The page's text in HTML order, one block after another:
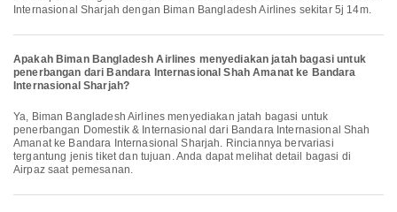
Internasional Sharjah dengan Biman Bangladesh Airlines sekitar 5j 14m.
Apakah Biman Bangladesh Airlines menyediakan jatah bagasi untuk
penerbangan dari Bandara Internasional Shah Amanat ke Bandara
Internasional Sharjah?
Ya, Biman Bangladesh Airlines menyediakan jatah bagasi untuk
penerbangan Domestik & Internasional dari Bandara Internasional Shah
Amanat ke Bandara Internasional Sharjah. Rinciannya bervariasi
tergantung jenis tiket dan tujuan. Anda dapat melihat detail bagasi di
Airpaz saat pemesanan.